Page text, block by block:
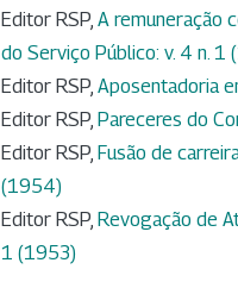
Editor RSP, A remuneração
do Serviço Público: v. 4 n. 1
Editor RSP, Aposentadoria
Editor RSP, Pareceres do
Editor RSP, Fusão de
(1954)
Editor RSP, Revogação de
1 (1953)